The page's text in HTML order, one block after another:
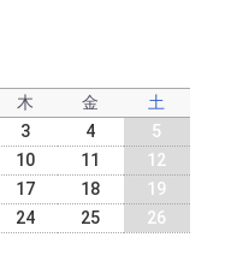
木 金
土
3 4
5
10 11
12
17 18
19
24 25
26